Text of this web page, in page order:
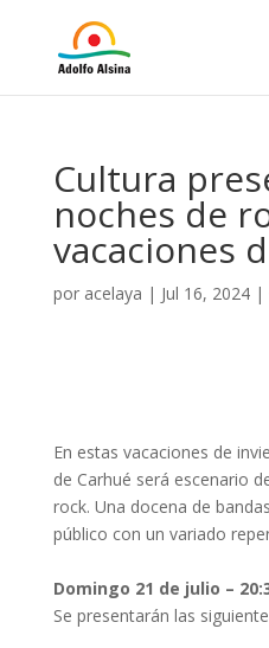
Cultura
noches de
vacaciones
por acelaya | Jul 16, 2024|
En estas vacaciones de
de Carhué será escenario
rock. Una docena de
público con un variado
Domingo 21 de julio –
Se presentarán las